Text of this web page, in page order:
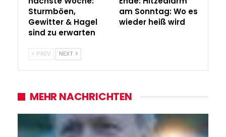
Sturmböen,
Gewitter & Hagel
sind zu erwarten
am Sonntag: Wo es
wieder heiß wird
PREV NEXT
MEHR NACHRICHTEN